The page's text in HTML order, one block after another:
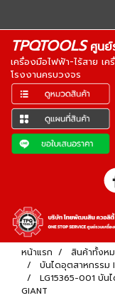
TPQTOOLSศูนย์
เครื่องมือไฟฟ้า-ไร้สาย เ
โรงงานครบวงจร
หน้าแรก
สินค้าทั้งห
บันไดอุตสาหกรรม
LG15365-001 บัน
GIANT